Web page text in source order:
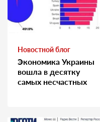
Новостной блог
Экономика Украины
вошла в десятку
самых несчастных